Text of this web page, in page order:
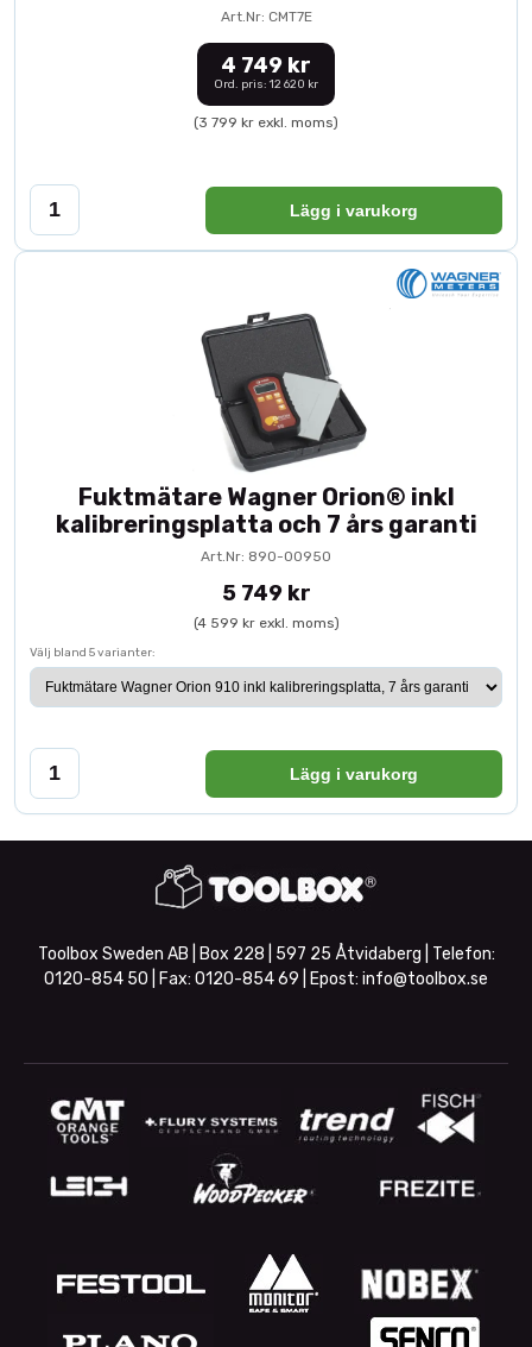
Art.Nr: CMT7E
4 749 kr
Ord. pris: 12 620 kr
(3 799 kr exkl. moms)
Lägg i varukorg
Fuktmätare Wagner Orion® inkl
kalibreringsplatta och 7 års garanti
Art.Nr: 890-00950
5 749 kr
(4 599 kr exkl. moms)
Välj bland 5 varianter:
Lägg i varukorg
Toolbox Sweden AB | Box 228 | 597 25 Åtvidaberg | Telefon:
0120-854 50 | Fax: 0120-854 69 | Epost: info@toolbox.se